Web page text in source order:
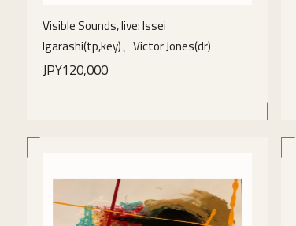
Visible Sounds, live: Issei
Igarashi(tp,key)、Victor Jones(dr)
JPY120,000